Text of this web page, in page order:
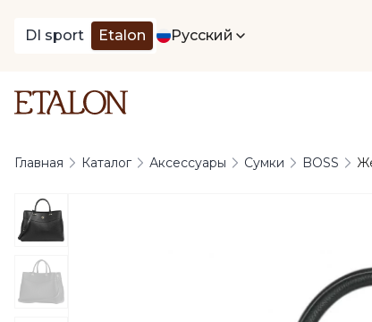
DI sport Etalon Русский
Главная Каталог Аксессуары Сумки BOSS